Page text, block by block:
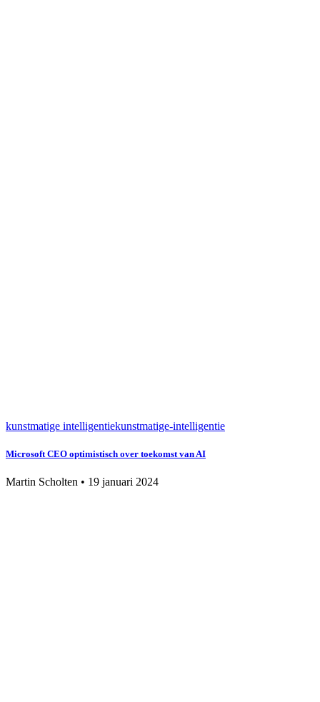
kunstmatige intelligentiekunstmatige-intelligentie
Microsoft CEO optimistisch over toekomst van AI
Martin Scholten • 19 januari 2024